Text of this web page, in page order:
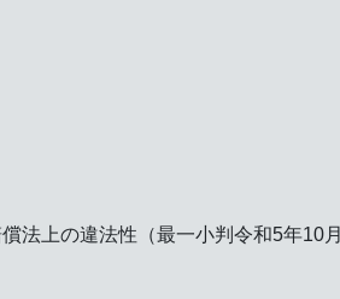
法上の違法性（最一小判令和5年10月